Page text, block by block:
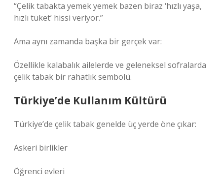
“Çelik tabakta yemek yemek bazen biraz ‘hızlı yaşa,
hızlı tüket’ hissi veriyor.”
Ama aynı zamanda başka bir gerçek var:
Özellikle kalabalık ailelerde ve geleneksel sofralarda
çelik tabak bir rahatlık sembolü.
Türkiye’de Kullanım Kültürü
Türkiye’de çelik tabak genelde üç yerde öne çıkar:
Askeri birlikler
Öğrenci evleri